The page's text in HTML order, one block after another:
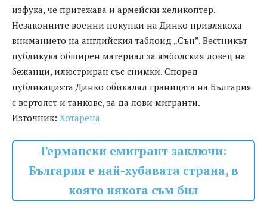
изфука, че притежава и армейски хеликоптер.
Незаконните военни покупки на Динко привлякоха
вниманието на английския таблоид „Сън”. Вестникът
публикува обширен материал за ямболския ловец на
бежанци, илюстриран със снимки. Според
публикацията Динко обикалял границата на България
с вертолет и танкове, за да лови мигранти.
Източник: Хотарена
Германски емигрант заключи:
България е най-хубавата страна, в
която някога съм бил